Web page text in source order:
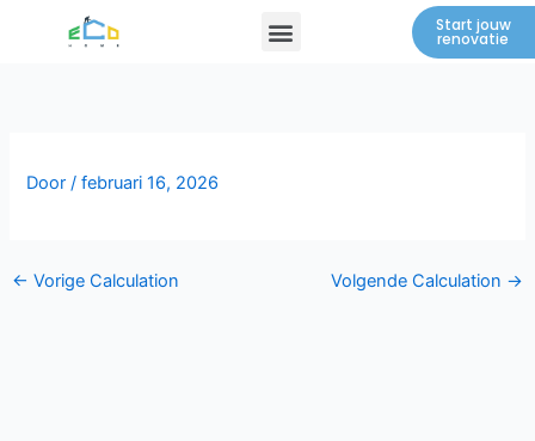
Menu Start jouw
renovatie
Door/februari 16, 2026
← Vorige Calculation Volgende Calculation →